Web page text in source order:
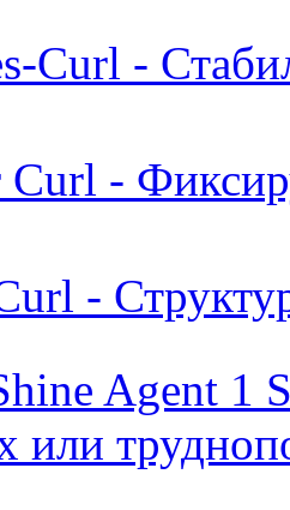
Curl -
Curl -
-
Agent 1
или